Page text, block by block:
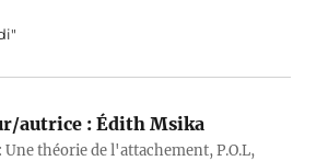
autrice : Édith Msika
Une théorie de l'attachement, P.O.L,